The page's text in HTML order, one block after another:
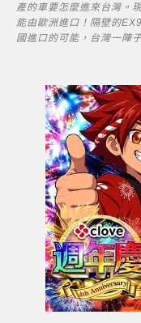
產的車要怎麼進來台灣。
能由歐洲進口！隔壁的
國進口的可能，台灣一陣